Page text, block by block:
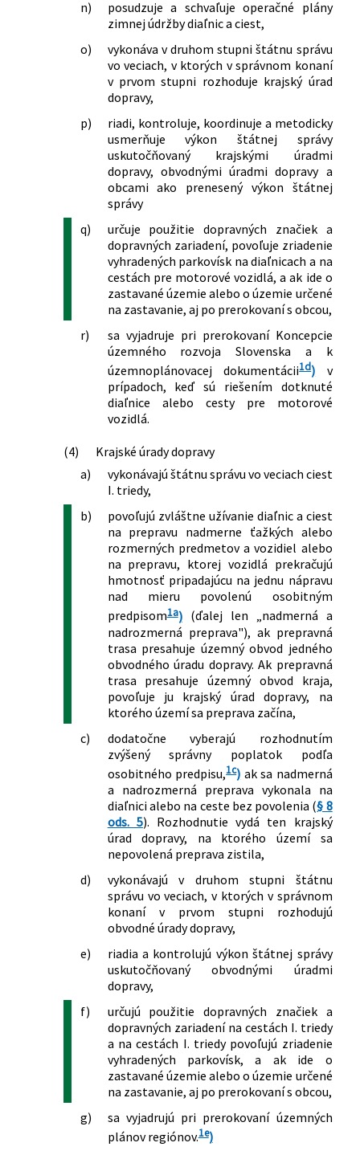
dopĺňa vyhláška Ministerstva dopravy,
pôšt a telekomunikácií Slovenskej
republiky č. 547/2009 Z. z., ktorou sa
ustanovuje spôsob označenia úsekov
diaľnic a rýchlostných ciest, ktorých
užívanie podlieha úhrade, vzor nálepky
a spôsob jej umiestnenia na
motorovom vozidle v znení neskorších
predpisov
410/2011 Z. z.
Vyhláška Ministerstva dopravy,
výstavby a regionálneho rozvoja
Slovenskej republiky, ktorou sa
ustanovuje spôsob označenia úsekov
diaľnic a rýchlostných ciest, ktorých
užívanie podlieha úhrade, vzor nálepky
a spôsob jej umiestnenia na
motorovom vozidle
417/2011 Z. z.
Nariadenie vlády Slovenskej republiky,
ktorým sa mení a dopĺňa nariadenie
vlády Slovenskej republiky č. 444/2010
Z. z., ktorým sa ustanovuje výška úhrady
za užívanie vymedzených úsekov diaľnic
a rýchlostných ciest pre motorové
vozidlá a jazdné súpravy
výstavby a regionálneho rozvoja
Slovenskej republiky, ktorou sa mení
vyhláška Ministerstva dopravy,
Slovenskej republiky č. 410/2011 Z. z.,
ktorou sa ustanovuje spôsob označenia
úsekov diaľnic a rýchlostných ciest,
ktorých užívanie podlieha úhrade, vzor
nálepky a spôsob jej umiestnenia na
motorovom vozidle
411/2013 Z. z.
Vyhláška Ministerstva dopravy,
výstavby a regionálneho rozvoja
Slovenskej republiky, ktorou sa mení a
dopĺňa vyhláška Ministerstva dopravy,
výstavby a regionálneho rozvoja
Slovenskej republiky č. 410/2011 Z. z.,
ktorou sa ustanovuje spôsob označenia
úsekov diaľnic a rýchlostných ciest,
ktorých užívanie podlieha úhrade, vzor
nálepky a spôsob jej umiestnenia na
motorovom vozidle v znení vyhlášky č.
358/2012 Z. z.
478/2013 Z. z.
Vyhláška Ministerstva dopravy,
výstavby a regionálneho rozvoja
Slovenskej republiky, ktorou sa mení
vyhláška Ministerstva dopravy,
výstavby a regionálneho rozvoja
Slovenskej republiky č. 410/2011 Z. z.,
ktorou sa ustanovuje spôsob označenia
úsekov diaľnic a rýchlostných ciest,
ktorých užívanie podlieha úhrade, vzor
motorovom vozidle v znení neskorších
predpisov
147/2021 Z. z.
Zákon, ktorým sa dopĺňa zákon
Slovenskej národnej rady č. 377/1990
Zb. o hlavnom meste Slovenskej
republiky Bratislave v znení neskorších
predpisov a ktorým sa dopĺňa zákon č.
135/1961 Zb. o pozemných
neskorších predpisov
149/2021 Z. z.
Zákon, ktorým sa mení a dopĺňa zákon
č. 135/1961 Zb. o pozemných
komunikáciách (cestný zákon) v znení
neskorších predpisov a ktorým sa
menia a dopĺňajú niektoré zákony
181/2022 Z. z.
Zákon, ktorým sa mení a dopĺňa zákon
č. 249/2011 Z. z. o riadení bezpečnosti
pozemných komunikácií a o zmene a
doplnení niektorých zákonov v znení
zákona č. 177/2018 Z. z. a ktorým sa
menia a dopĺňajú niektoré zákony
205/2023 Z. z.
Zákon o zmene a doplnení niektorých
zákonov v súvislosti s reformou
stavebnej legislatívy
163/2024 Z. z.
Zákon, ktorým sa mení a dopĺňa zákon
č. 135/1961 Zb. o pozemných
neskorších predpisov
26/2025 Z. z.
Zákon o zmene a doplnení niektorých
zákonov v súvislosti so zmenami
vyvolanými Stavebným zákonom
131/2026 Z. z.
Zákon, ktorým sa mení a dopĺňa zákon
č. 8/2009 Z. z. o cestnej premávke a o
zmene a doplnení niektorých zákonov
v znení neskorších predpisov a ktorým
sa menia a dopĺňajú niektoré zákony
n)
posudzuje a schvaľuje operačné plány
zimnej údržby diaľnic a ciest,
o)
vykonáva v druhom stupni štátnu správu
vo veciach, v ktorých v správnom konaní
v prvom stupni rozhoduje krajský úrad
dopravy,
p)
riadi, kontroluje, koordinuje a metodicky
usmerňuje výkon štátnej správy
uskutočňovaný krajskými úradmi
dopravy, obvodnými úradmi dopravy a
obcami ako prenesený výkon štátnej
správy
q)
určuje použitie dopravných značiek a
dopravných zariadení, povoľuje zriadenie
vyhradených parkovísk na diaľnicach a na
cestách pre motorové vozidlá, a ak ide o
zastavané územie alebo o územie určené
na zastavanie, aj po prerokovaní s obcou,
r)
sa vyjadruje pri prerokovaní Koncepcie
územného rozvoja Slovenska a k
územnoplánovacej dokumentácii1d) v
prípadoch, keď sú riešením dotknuté
diaľnice alebo cesty pre motorové
vozidlá.
(4)
Krajské úrady dopravy
a)
vykonávajú štátnu správu vo veciach ciest
I. triedy,
b)
povoľujú zvláštne užívanie diaľnic a ciest
na prepravu nadmerne ťažkých alebo
rozmerných predmetov a vozidiel alebo
na prepravu, ktorej vozidlá prekračujú
hmotnosť pripadajúcu na jednu nápravu
nad mieru povolenú osobitným
predpisom1a)(ďalej len „nadmerná a
nadrozmerná preprava"), ak prepravná
trasa presahuje územný obvod jedného
obvodného úradu dopravy. Ak prepravná
trasa presahuje územný obvod kraja,
povoľuje ju krajský úrad dopravy, na
ktorého území sa preprava začína,
c)
dodatočne vyberajú rozhodnutím
zvýšený správny poplatok podľa
osobitného predpisu,1c) ak sa nadmerná
a nadrozmerná preprava vykonala na
diaľnici alebo na ceste bez povolenia (§ 8
ods. 5). Rozhodnutie vydá ten krajský
úrad dopravy, na ktorého území sa
nepovolená preprava zistila,
d)
vykonávajú v druhom stupni štátnu
správu vo veciach, v ktorých v správnom
konaní v prvom stupni rozhodujú
obvodné úrady dopravy,
e)
riadia a kontrolujú výkon štátnej správy
uskutočňovaný obvodnými úradmi
dopravy,
f)
určujú použitie dopravných značiek a
dopravných zariadení na cestách I. triedy
a na cestách I. triedy povoľujú zriadenie
vyhradených parkovísk, a ak ide o
zastavané územie alebo o územie určené
na zastavanie, aj po prerokovaní s obcou,
g)
sa vyjadrujú pri prerokovaní územných
plánov regiónov.1e)